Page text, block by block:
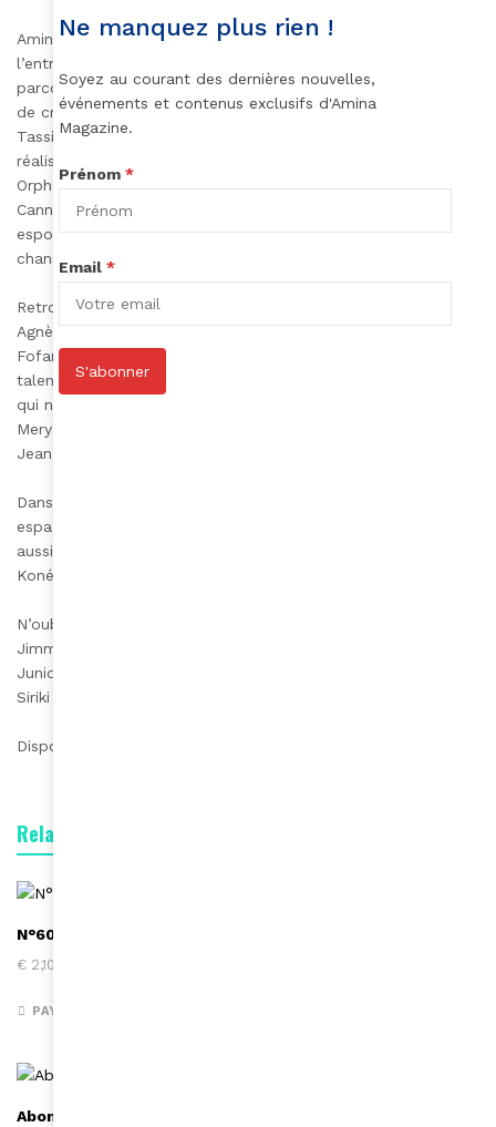
Amina mag célèbre les femmes qui s’affirment. Avec
l’entrepreneure Kelly Massol qui partage avec nous son
parcours dans un très bel ouvrage “Boss Energy, le puissance
de croire en soi”, Nathalie Médèssé qui nous fait découvrir
Tassi Hangbé, et l’auteure Nathalie M’Dela -Mounier et la
réalisatrice Sabrina Onana qui interrogent leur identité.
Orphée Wemba s’affirme comme une femme libre et
Cannelle Bella, la résiliente nous invite à ne jamais perdre
espoir. Quant à la chanteuse Eloisha, elle encourage en
chanson les enfants à aimer leurs cheveux afros.
Retrouvez de belle personnalités :
Agnès Brézephin, Magzina Barros, Marie-Julie Chalu, Coumba
Fofana Koné qui met ses compétences au service des jeunes
talents; Brigitte Houssou, serial entrepreneure; Laurine Gomis
qui nous invite à redécouvrir l’Afrique; Le Kalou World Tour;
Meryanne Loum-Martin; Raissatou Joelle Traoré, Johana
Jean-Paul; Bamby.
Dans le magazine, un dossier sur ces femmes qui créent des
espaces bienveillants pour promouvoir la santé mentale mais
aussi “La traversée interdite” de Siriki Traoré et Mohamed
Koné.
N’oublions pas non plus les hommes : Ben l’Oncle Soul;
Jimmy Jean-Louis; Christian Jarrin; Robbie Mata-Lemaire;
Junior Fritz-Jacquet, Imane Ayissi; Henri-Philippe Maidou,
Siriki et Mohamed Koné, Julien Dalle…
Disponible en kiosque ou sur www.aminamag.com
Related products
N°607/ Mars-Avril 2022 ( version digitale)
€ 2,10
PAYER
Abonnement un an – 5 numéros – Europe
Ne manquez plus rien !
Soyez au courant des dernières nouvelles,
événements et contenus exclusifs d'Amina
Magazine.
Prénom *
Email *
S'abonner